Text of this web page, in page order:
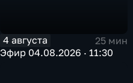
4 августа
25 мин
Эфир 04.08.2026 · 11:30